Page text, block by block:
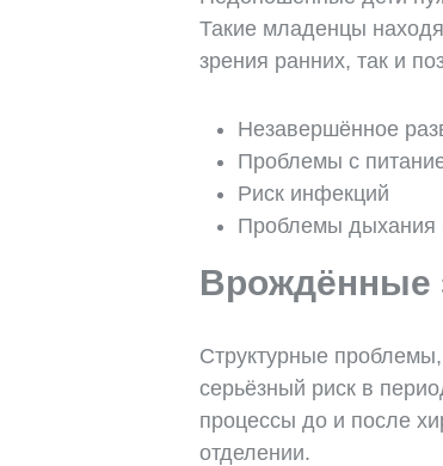
Такие младенцы
зрения ранних, так и
Незавершённое
Проблемы с
Риск инфекций
Проблемы дыхания
Врождённые
Структурные
серьёзный риск в
процессы до и после
отделении.